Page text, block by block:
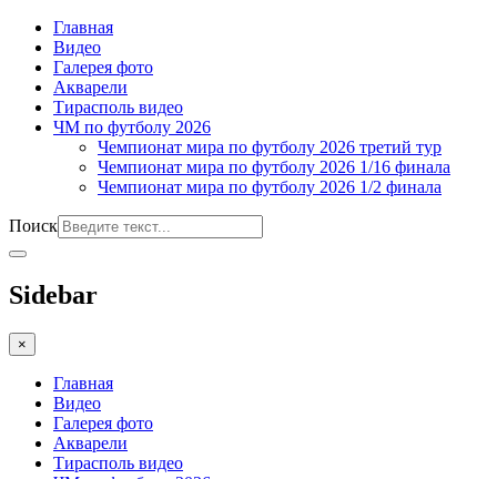
Главная
Видео
Галерея фото
Акварели
Тирасполь видео
ЧМ по футболу 2026
Чемпионат мира по футболу 2026 третий тур
Чемпионат мира по футболу 2026 1/16 финала
Чемпионат мира по футболу 2026 1/2 финала
Поиск
Sidebar
×
Главная
Видео
Галерея фото
Акварели
Тирасполь видео